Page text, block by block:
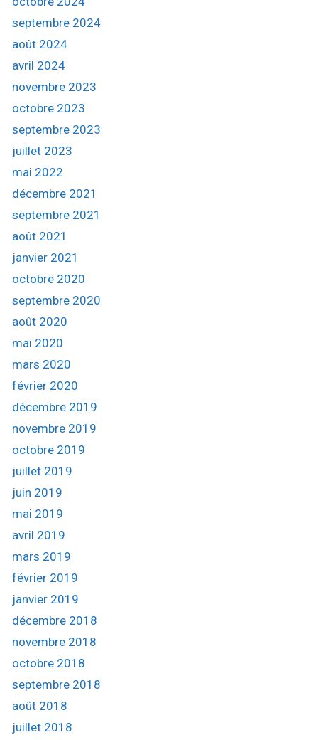
r
:
septembre 2024
août 2024
avril 2024
novembre 2023
octobre 2023
septembre 2023
juillet 2023
mai 2022
décembre 2021
septembre 2021
août 2021
janvier 2021
octobre 2020
septembre 2020
août 2020
mai 2020
mars 2020
février 2020
décembre 2019
novembre 2019
octobre 2019
juillet 2019
juin 2019
mai 2019
avril 2019
mars 2019
février 2019
janvier 2019
décembre 2018
novembre 2018
octobre 2018
septembre 2018
août 2018
juillet 2018